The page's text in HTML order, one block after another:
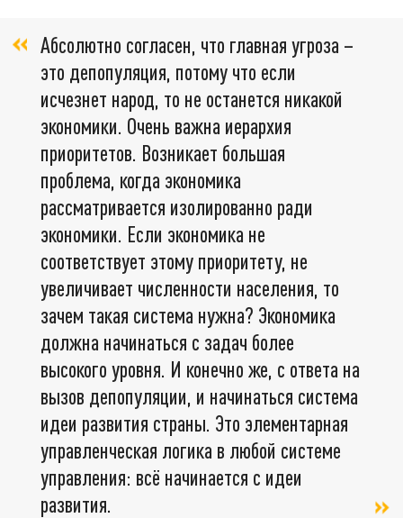
Абсолютно согласен, что главная угроза –
это депопуляция, потому что если
исчезнет народ, то не останется никакой
экономики. Очень важна иерархия
приоритетов. Возникает большая
проблема, когда экономика
рассматривается изолированно ради
экономики. Если экономика не
соответствует этому приоритету, не
увеличивает численности населения, то
зачем такая система нужна? Экономика
должна начинаться с задач более
высокого уровня. И конечно же, с ответа на
вызов депопуляции, и начинаться система
идеи развития страны. Это элементарная
управленческая логика в любой системе
управления: всё начинается с идеи
развития.